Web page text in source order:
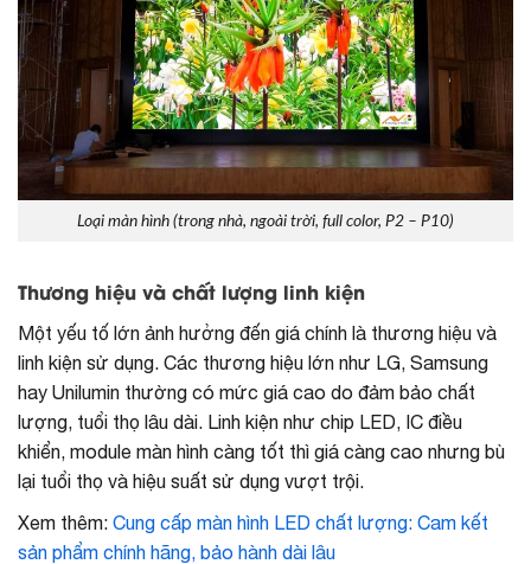
Loại màn hình (trong nhà, ngoài trời, full color, P2 – P10)
Thương hiệu và chất lượng linh kiện
Một yếu tố lớn ảnh hưởng đến giá chính là thương hiệu và
linh kiện sử dụng. Các thương hiệu lớn như LG, Samsung
hay Unilumin thường có mức giá cao do đảm bảo chất
lượng, tuổi thọ lâu dài. Linh kiện như chip LED, IC điều
khiển, module màn hình càng tốt thì giá càng cao nhưng bù
lại tuổi thọ và hiệu suất sử dụng vượt trội.
Xem thêm: Cung cấp màn hình LED chất lượng: Cam kết
sản phẩm chính hãng, bảo hành dài lâu